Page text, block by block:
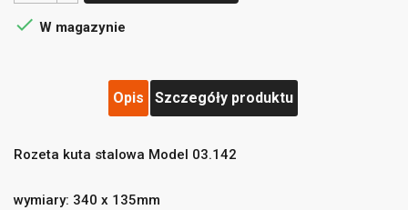
((title))
Zaloguj się
 W magazynie
Opis Szczegóły produktu
Rozeta kuta stalowa Model 03.142
wymiary: 340 x 135mm